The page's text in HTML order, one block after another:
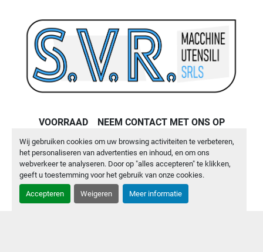
Wij gebruiken cookies om uw browsing activiteiten te verbeteren,
het personaliseren van advertenties en inhoud, en om ons
webverkeer te analyseren. Door op "alles accepteren" te klikken,
geeft u toestemming voor het gebruik van onze cookies.
Accepteren Weigeren Meer informatie
VOORRAAD NEEM CONTACT MET ONS OP
Machinio Systemwebsite doorMachinio
Cookies beheren